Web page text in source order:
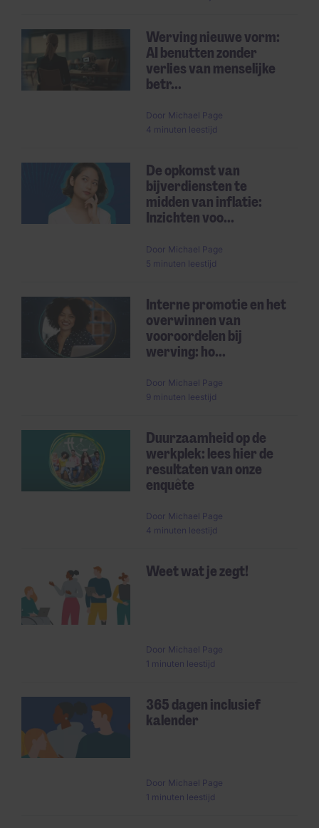
Werving nieuwe vorm:
AI benutten zonder
verlies van menselijke
betr...
Door Michael Page
4 minuten leestijd
De opkomst van
bijverdiensten te
midden van inflatie:
Inzichten voo...
Door Michael Page
5 minuten leestijd
Interne promotie en het
overwinnen van
vooroordelen bij
werving: ho...
Door Michael Page
9 minuten leestijd
Duurzaamheid op de
werkplek: lees hier de
resultaten van onze
enquête
Door Michael Page
4 minuten leestijd
Weet wat je zegt!
Door Michael Page
1 minuten leestijd
365 dagen inclusief
kalender
Door Michael Page
1 minuten leestijd